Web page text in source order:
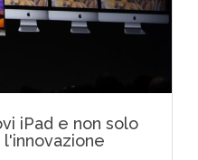
iPad e non solo